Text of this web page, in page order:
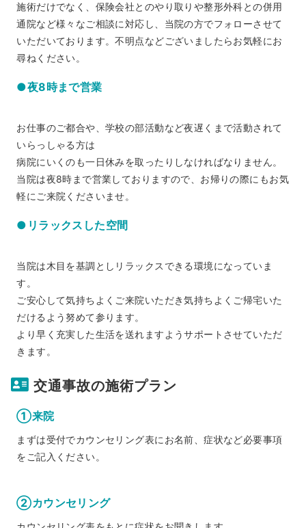
施術だけでなく、保険会社とのやり取りや整形外科との併用
通院など様々なご相談に対応し、当院の方でフォローさせて
いただいております。不明点などございましたらお気軽にお
尋ねください。
●夜8時まで営業
お仕事のご都合や、学校の部活動など夜遅くまで活動されて
いらっしゃる方は
病院にいくのも一日休みを取ったりしなければなりません。
当院は夜8時まで営業しておりますので、お帰りの際にもお気
軽にご来院くださいませ。
●リラックスした空間
当院は木目を基調としリラックスできる環境になっていま
す。
ご安心して気持ちよくご来院いただき気持ちよくご帰宅いた
だけるよう努めて参ります。
より早く充実した生活を送れますようサポートさせていただ
きます。
交通事故の施術プラン
①来院
まずは受付でカウンセリング表にお名前、症状など必要事項
をご記入ください。
②カウンセリング